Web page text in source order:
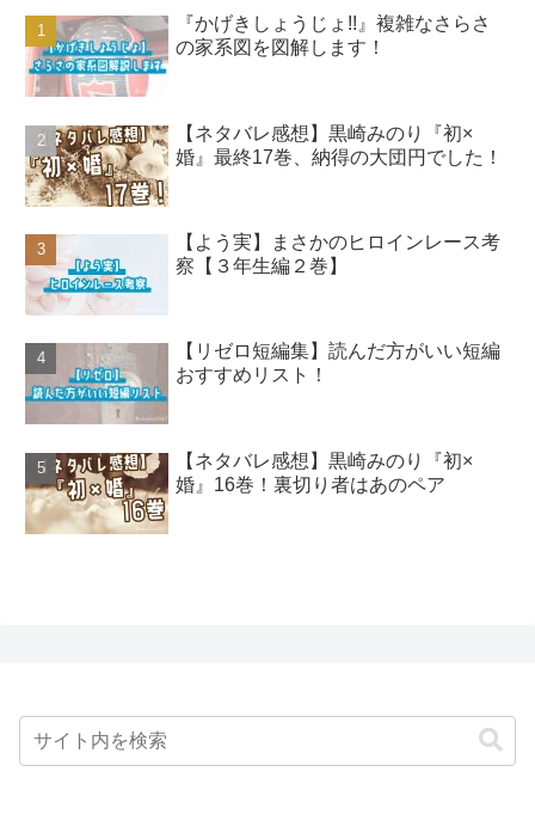
『かげきしょうじょ!!』複雑なさらさ
の家系図を図解します！
【ネタバレ感想】黒崎みのり『初×
婚』最終17巻、納得の大団円でした！
【よう実】まさかのヒロインレース考
察【３年生編２巻】
【リゼロ短編集】読んだ方がいい短編
おすすめリスト！
【ネタバレ感想】黒崎みのり『初×
婚』16巻！裏切り者はあのペア